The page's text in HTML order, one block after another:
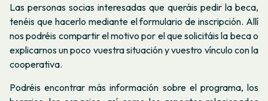
Las personas socias interesadas que queráis pedir la beca,
tenéis que hacerlo mediante el formulario de inscripción. Allí
nos podréis compartir el motivo por el que solicitáis la beca o
explicarnos un poco vuestra situación y vuestro vínculo con la
cooperativa.
Podréis encontrar más información sobre el programa, los